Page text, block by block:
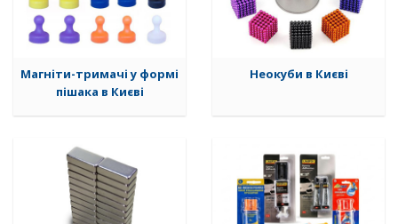
Магніти-тримачі у формі
пішака в Києві
Неокуби в Києві